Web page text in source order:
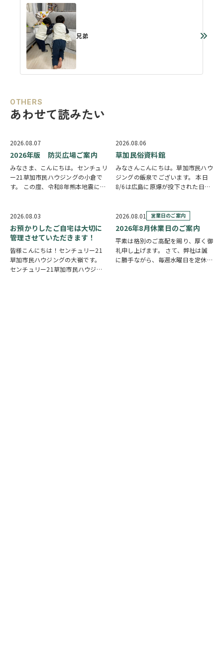
兄弟
OTHERS
あわせて読みたい
2026.08.07
2026年版 防災広場ご案内
みなさま、こんにちは。センチュリ
ー21草加市民ハウジングの小倉で
す。 この度、令和8年熊本地震によ
多い国です。草加市においても、他
人事ではなく、日頃から少しでも、
防災意識を高め…
2026.08.06
草加民俗資料館
みなさんこんにちは。草加市民ハウ
ジングの飯泉でございます。 本日
8/6は広島に原爆が投下された日に
もあります。 草加でも谷塚町、新
田などで空襲があったと言い伝えが
あります。草加…
2026.08.03
お預かりしたご自宅は大切に
管理させていただきます！
皆様こんにちは！センチュリー21
草加市民ハウジングの大嶺です。
センチュリー21草加市民ハウジン
2026.08.01 営業日のご案内
2026年8月休業日のご案内
平素は格別のご高配を賜り、厚く御
礼申し上げます。 さて、弊社は誠
に勝手ながら、毎週水曜日を定休日